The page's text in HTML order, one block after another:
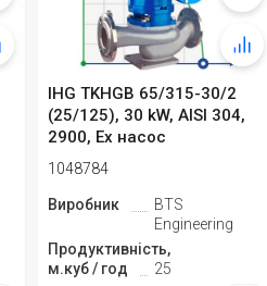
IHG TKHGB 65/315-30/2
(25/125), 30 kW, AISI 304,
2900, Ex насос
нержавіючий і...
1048784
Виробник
BTS
Engineering
Продуктивність,
м.куб / год
25